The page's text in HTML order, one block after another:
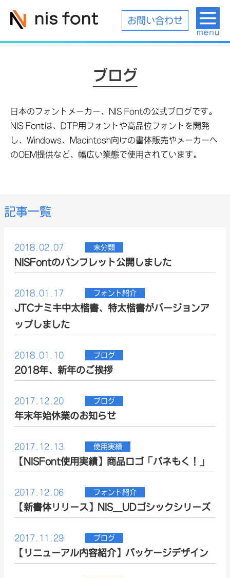
お問い合わせ
ブログ
日本のフォントメーカー、NIS Fontの公式ブログです。
NIS Fontは、DTP用フォントや高品位フォントを開発
し、Windows、Macintosh向けの書体販売やメーカーへ
のOEM提供など、幅広い業態で使用されています。
記事一覧
2018.02.07 未分類
NISFontのパンフレット公開しました
2018.01.17 フォント紹介
JTCナミキ中太楷書、特太楷書がバージョンア
ップしました
2018.01.10 ブログ
2018年、新年のご挨拶
2017.12.20 ブログ
年末年始休業のお知らせ
2017.12.13 使用実績
【NISFont使用実績】商品ロゴ「パネもく！」
2017.12.06 フォント紹介
【新書体リリース】NIS_UDゴシックシリーズ
2017.11.29 ブログ
【リニューアル内容紹介】パッケージデザイン